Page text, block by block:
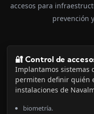
accesos para
prevención
🔐 Control de
Implantamos sistemas
permiten definir quién
instalaciones de
biometría.